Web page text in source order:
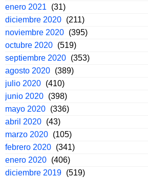
enero 2021
(31)
diciembre 2020 (211)
noviembre 2020 (395)
octubre 2020 (519)
septiembre 2020 (353)
agosto 2020 (389)
julio 2020 (410)
junio 2020 (398)
mayo 2020 (336)
abril 2020 (43)
marzo 2020 (105)
febrero 2020 (341)
enero 2020 (406)
diciembre 2019 (519)